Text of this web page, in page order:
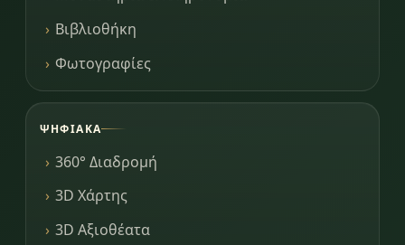
Βιβλιοθήκη
Φωτογραφίες
ΨΗΦΙΑΚΆ
360° Διαδρομή
3D Χάρτης
3D Αξιοθέατα